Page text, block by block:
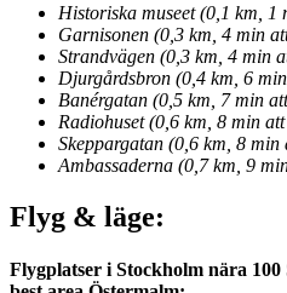
Historiska museet (0,1 km, 1
Garnisonen (0,3 km, 4 min
Strandvägen (0,3 km, 4 min
Djurgårdsbron (0,4 km, 6
Banérgatan (0,5 km, 7 min
Radiohuset (0,6 km, 8 min
Skeppargatan (0,6 km, 8 min
Ambassaderna (0,7 km, 9
Flyg & läge:
Flygplatser i Stockholm nära